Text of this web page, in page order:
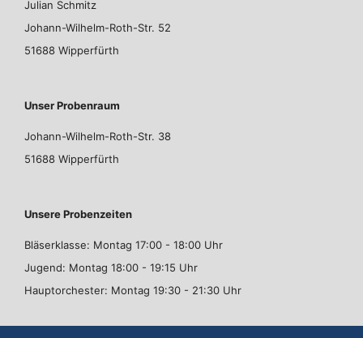
Julian Schmitz
Johann-Wilhelm-Roth-Str. 52
51688 Wipperfürth
Unser Probenraum
Johann-Wilhelm-Roth-Str. 38
51688 Wipperfürth
Unsere Probenzeiten
Bläserklasse: Montag 17:00 - 18:00 Uhr
Jugend: Montag 18:00 - 19:15 Uhr
Hauptorchester: Montag 19:30 - 21:30 Uhr